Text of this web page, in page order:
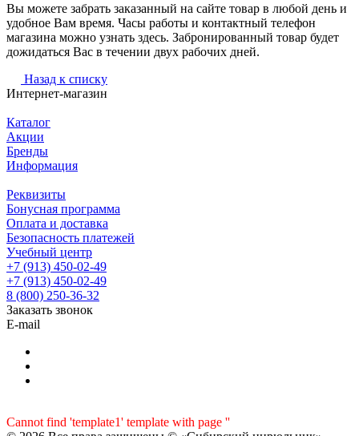
Вы можете забрать заказанный на сайте товар в любой день и
удобное Вам время. Часы работы и контактный телефон
магазина можно узнать здесь. Забронированный товар будет
дожидаться Вас в течении двух рабочих дней.
Назад к списку
Интернет-магазин
Каталог
Акции
Бренды
Информация
Реквизиты
Бонусная программа
Оплата и доставка
Безопасность платежей
Учебный центр
+7 (913) 450-02-49
+7 (913) 450-02-49
8 (800) 250-36-32
Заказать звонок
E-mail
Cannot find 'template1' template with page ''